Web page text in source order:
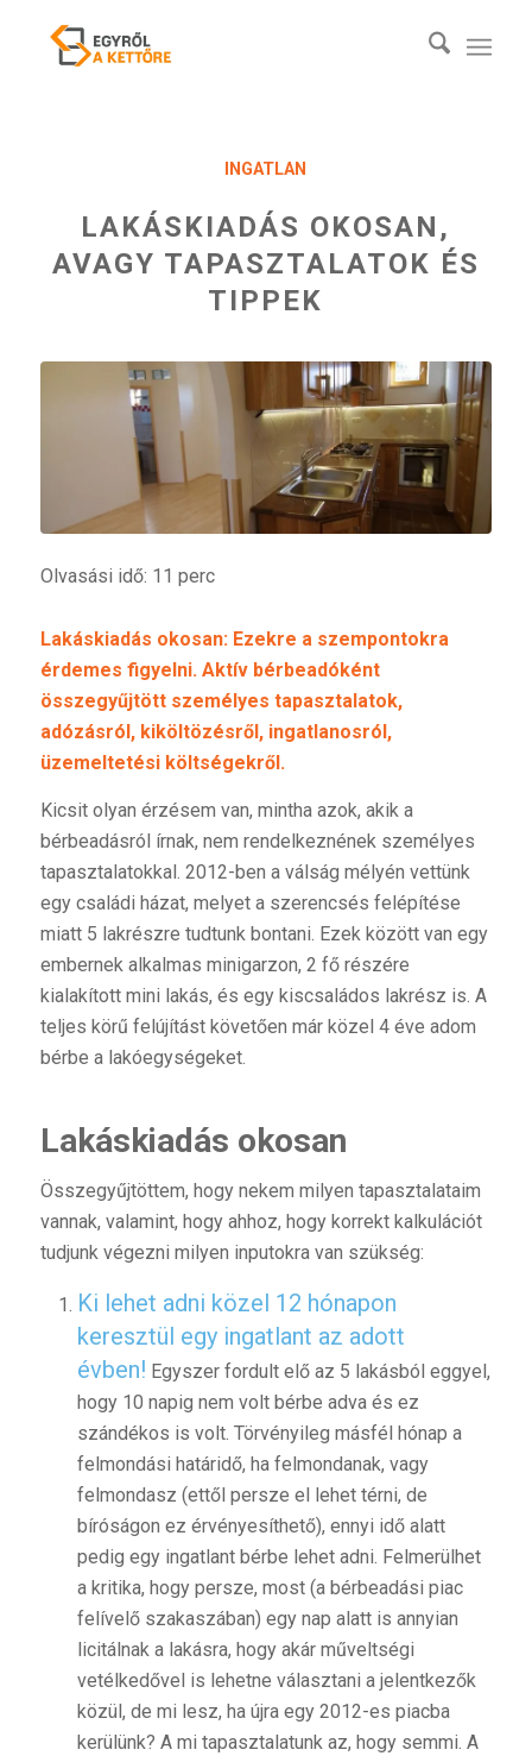
INGATLAN
LAKÁSKIADÁS OKOSAN,
AVAGY TAPASZTALATOK ÉS
TIPPEK
Olvasási idő: 11 perc
Lakáskiadás okosan: Ezekre a szempontokra
érdemes figyelni. Aktív bérbeadóként
összegyűjtött személyes tapasztalatok,
adózásról, kiköltözésről, ingatlanosról,
üzemeltetési költségekről.
Kicsit olyan érzésem van, mintha azok, akik a
bérbeadásról írnak, nem rendelkeznének személyes
tapasztalatokkal. 2012-ben a válság mélyén vettünk
egy családi házat, melyet a szerencsés felépítése
miatt 5 lakrészre tudtunk bontani. Ezek között van egy
embernek alkalmas minigarzon, 2 fő részére
kialakított mini lakás, és egy kiscsaládos lakrész is. A
teljes körű felújítást követően már közel 4 éve adom
bérbe a lakóegységeket.
Lakáskiadás okosan
Összegyűjtöttem, hogy nekem milyen tapasztalataim
vannak, valamint, hogy ahhoz, hogy korrekt kalkulációt
tudjunk végezni milyen inputokra van szükség:
Ki lehet adni közel 12 hónapon
keresztül egy ingatlant az adott
évben! Egyszer fordult elő az 5 lakásból eggyel,
hogy 10 napig nem volt bérbe adva és ez
szándékos is volt. Törvényileg másfél hónap a
felmondási határidő, ha felmondanak, vagy
felmondasz (ettől persze el lehet térni, de
bíróságon ez érvényesíthető), ennyi idő alatt
pedig egy ingatlant bérbe lehet adni. Felmerülhet
a kritika, hogy persze, most (a bérbeadási piac
felívelő szakaszában) egy nap alatt is annyian
licitálnak a lakásra, hogy akár műveltségi
vetélkedővel is lehetne választani a jelentkezők
közül, de mi lesz, ha újra egy 2012-es piacba
kerülünk? A mi tapasztalatunk az, hogy semmi. A